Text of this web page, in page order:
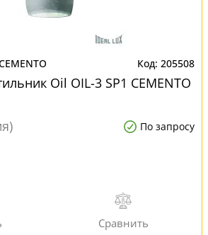
205508
Oil OIL-3 SP1 CEMENTO
По запросу